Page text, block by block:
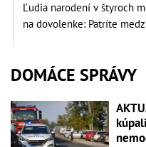
Ľudia narodení v štyroch
na dovolenke: Patríte
DOMÁCE SPRÁVY